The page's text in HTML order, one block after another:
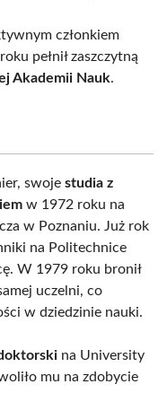
członkiem
pełnił zaszczytną
Akademii Nauk.
swoje studia z
w 1972 roku na
w Poznaniu. Już rok
na Politechnice
W 1979 roku bronił
uczelni, co
w dziedzinie nauki.
na University
mu na zdobycie